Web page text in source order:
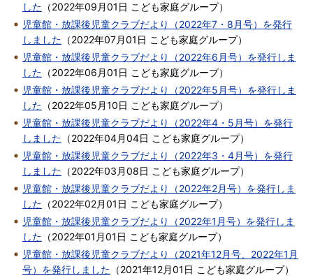
した （2022年09月01日 こども家庭グループ）
児童館・放課後児童クラブだより（2022年7・8月号）を発行
しました （2022年07月01日 こども家庭グループ）
児童館・放課後児童クラブだより（2022年6月号）を発行しま
した （2022年06月01日 こども家庭グループ）
児童館・放課後児童クラブだより（2022年5月号）を発行しま
した （2022年05月10日 こども家庭グループ）
児童館・放課後児童クラブだより（2022年4・5月号）を発行
しました （2022年04月04日 こども家庭グループ）
児童館・放課後児童クラブだより（2022年3・4月号）を発行
しました （2022年03月08日 こども家庭グループ）
児童館・放課後児童クラブだより（2022年2月号）を発行しま
した （2022年02月01日 こども家庭グループ）
児童館・放課後児童クラブだより（2022年1月号）を発行しま
した （2022年01月01日 こども家庭グループ）
児童館・放課後児童クラブだより（2021年12月号、2022年1月
号）を発行しました （2021年12月01日 こども家庭グループ）